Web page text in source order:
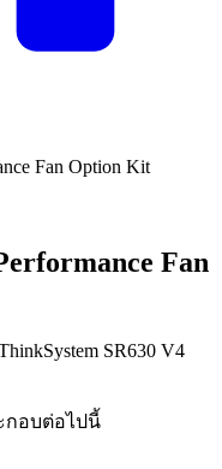
Fan Option Kit
Fan
SR630 V4
กอบต่อไปนี้